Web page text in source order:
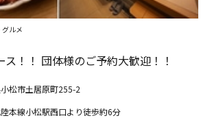
ス！！ 団体様のご予約大歓迎！！
松市土居原町255-2
陸本線小松駅西口より徒歩約6分
ルメ